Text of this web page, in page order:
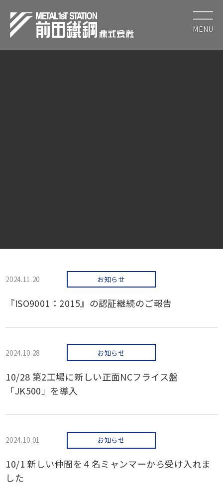
2024.11.20 お知らせ
『ISO9001：2015』の認証継続のご報告
2024.10.28 お知らせ
10/28 第2工場に新しい正面NCフライス盤
「JK500」を導入
2024.10.01 お知らせ
10/1 新しい仲間を４名ミャンマーから受け入れま
した